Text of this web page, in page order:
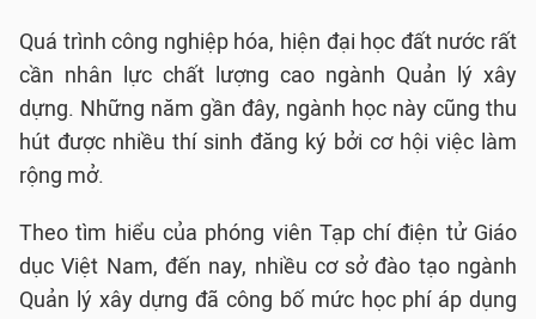
Quá trình công nghiệp hóa, hiện đại học đất nước rất
cần nhân lực chất lượng cao ngành Quản lý xây
dựng. Những năm gần đây, ngành học này cũng thu
hút được nhiều thí sinh đăng ký bởi cơ hội việc làm
rộng mở.
Theo tìm hiểu của phóng viên Tạp chí điện tử Giáo
dục Việt Nam, đến nay, nhiều cơ sở đào tạo ngành
Quản lý xây dựng đã công bố mức học phí áp dụng